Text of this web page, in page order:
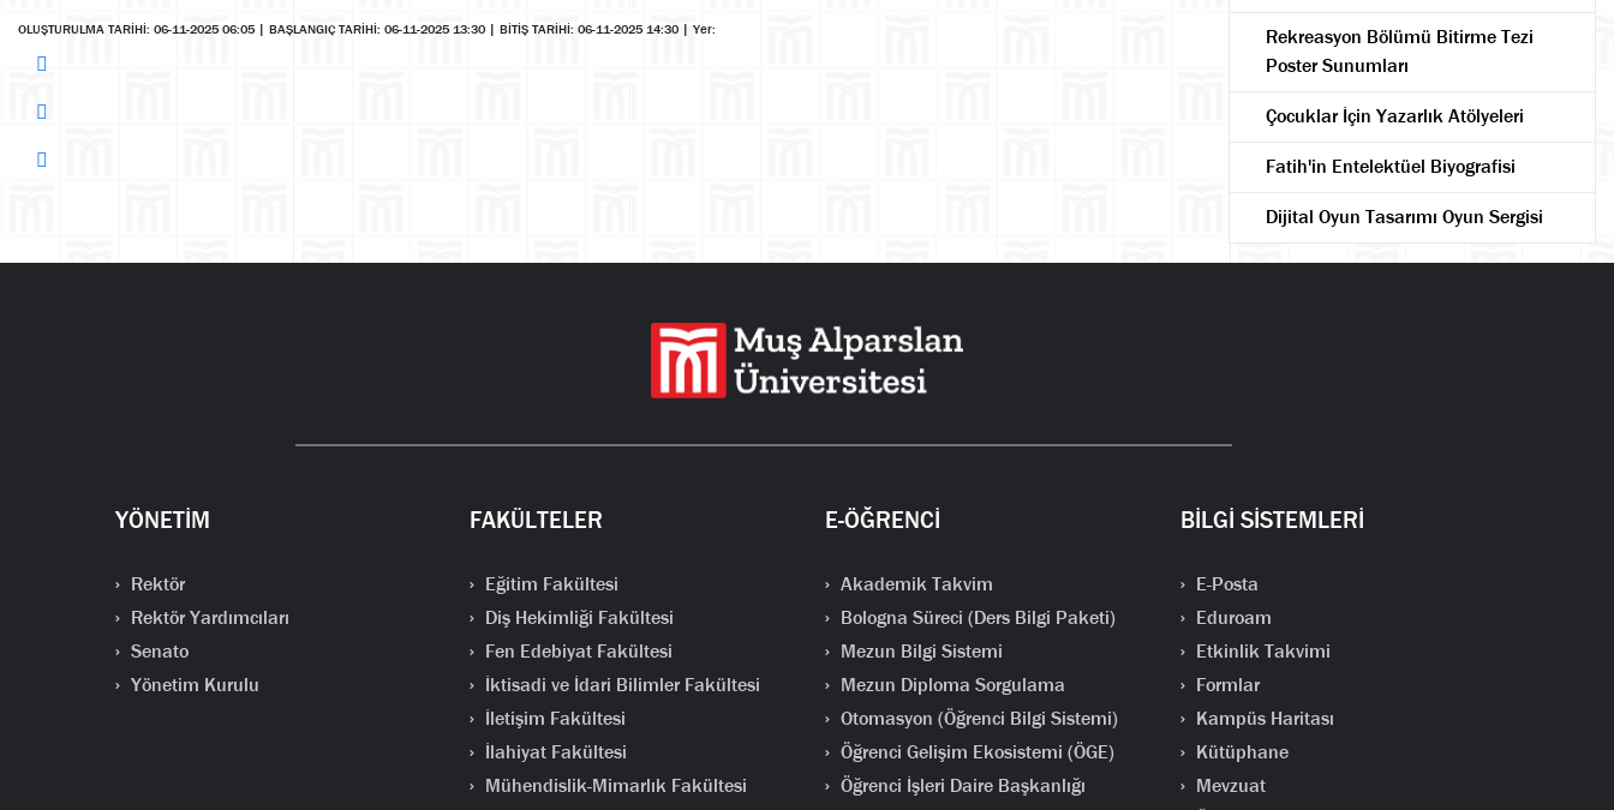
OLUŞTURULMA TARİHİ: 06-11-2025 06:05 | BAŞLANGIÇ TARİHİ: 06-11-2025 13:30 | BİTİŞ TARİHİ: 06-11-2025 14:30 | Yer:
Rekreasyon Bölümü Bitirme Tezi
Poster Sunumları
Çocuklar İçin Yazarlık Atölyeleri
Fatih'in Entelektüel Biyografisi
Dijital Oyun Tasarımı Oyun Sergisi
YÖNETİM
Rektör
Rektör Yardımcıları
Senato
Yönetim Kurulu
FAKÜLTELER
Eğitim Fakültesi
Diş Hekimliği Fakültesi
Fen Edebiyat Fakültesi
İktisadi ve İdari Bilimler Fakültesi
İletişim Fakültesi
İlahiyat Fakültesi
Mühendislik-Mimarlık Fakültesi
E-ÖĞRENCİ
Akademik Takvim
Bologna Süreci (Ders Bilgi Paketi)
Mezun Bilgi Sistemi
Mezun Diploma Sorgulama
Otomasyon (Öğrenci Bilgi Sistemi)
Öğrenci Gelişim Ekosistemi (ÖGE)
Öğrenci İşleri Daire Başkanlığı
BİLGİ SİSTEMLERİ
E-Posta
Eduroam
Etkinlik Takvimi
Formlar
Kampüs Haritası
Kütüphane
Mevzuat